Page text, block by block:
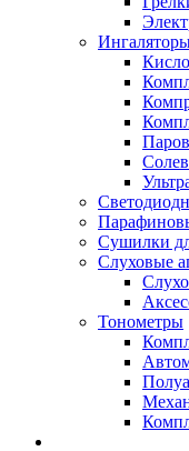
Сушилки
Слуховые
Тонометры